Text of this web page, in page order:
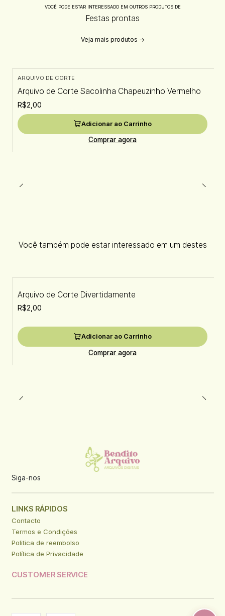
VOCÊ PODE ESTAR INTERESSADO EM OUTROS PRODUTOS DE
Festas prontas
Veja mais produtos
ARQUIVO DE CORTE
Arquivo de Corte Sacolinha Chapeuzinho Vermelho
R$2,00
Adicionar ao Carrinho
Comprar agora
Você também pode estar interessado em um destes
Arquivo de Corte Divertidamente
R$2,00
Adicionar ao Carrinho
Comprar agora
Siga-nos
LINKS RÁPIDOS
Contacto
Termos e Condições
Politica de reembolso
Política de Privacidade
CUSTOMER SERVICE